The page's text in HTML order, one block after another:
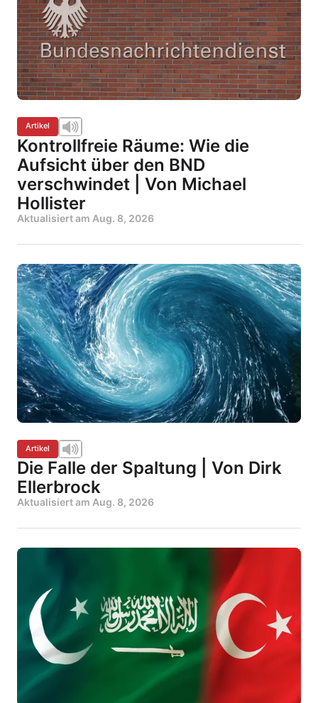
Artikel
Kontrollfreie Räume: Wie die
Aufsicht über den BND
verschwindet | Von Michael
Hollister
Aktualisiert am Aug. 8, 2026
Artikel
Die Falle der Spaltung | Von Dirk
Ellerbrock
Aktualisiert am Aug. 8, 2026